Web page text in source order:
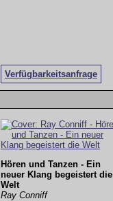
Verfügbarkeitsanfrage
Hören und Tanzen - Ein
neuer Klang begeistert die
Welt
Ray Conniff